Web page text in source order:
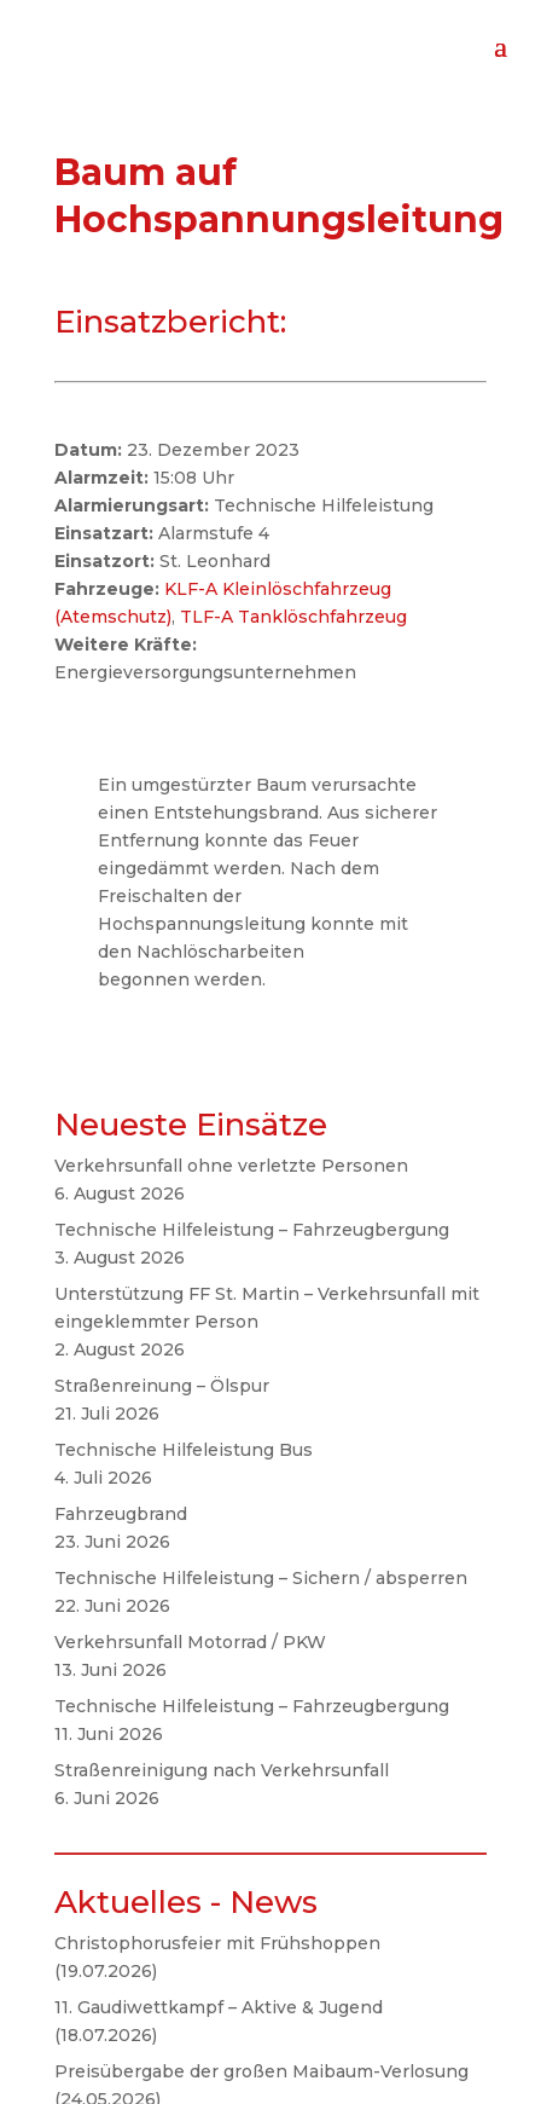
Baum auf
Hochspannungsleitung
Einsatzbericht:
Datum:23. Dezember 2023
Alarmzeit:15:08 Uhr
Alarmierungsart:Technische Hilfeleistung
Einsatzart:Alarmstufe 4
Einsatzort:St. Leonhard
Fahrzeuge: KLF-A Kleinlöschfahrzeug
(Atemschutz), TLF-A Tanklöschfahrzeug
Weitere Kräfte:
Energieversorgungsunternehmen
Ein umgestürzter Baum verursachte
einen Entstehungsbrand. Aus sicherer
Entfernung konnte das Feuer
eingedämmt werden. Nach dem
Freischalten der
Hochspannungsleitung konnte mit
den Nachlöscharbeiten
begonnen werden.
Neueste Einsätze
Verkehrsunfall ohne verletzte Personen
6. August 2026
Technische Hilfeleistung – Fahrzeugbergung
3. August 2026
Unterstützung FF St. Martin – Verkehrsunfall mit
eingeklemmter Person
2. August 2026
Straßenreinung – Ölspur
21. Juli 2026
Technische Hilfeleistung Bus
4. Juli 2026
Fahrzeugbrand
23. Juni 2026
Technische Hilfeleistung – Sichern / absperren
22. Juni 2026
Verkehrsunfall Motorrad / PKW
13. Juni 2026
Technische Hilfeleistung – Fahrzeugbergung
11. Juni 2026
Straßenreinigung nach Verkehrsunfall
6. Juni 2026
Aktuelles - News
Christophorusfeier mit Frühshoppen
(19.07.2026)
11. Gaudiwettkampf – Aktive & Jugend
(18.07.2026)
Preisübergabe der großen Maibaum-Verlosung
(24.05.2026)